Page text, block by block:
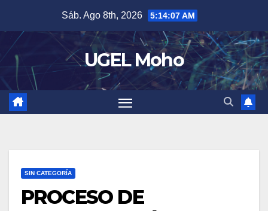
content
Sáb. Ago 8th, 2026 5:14:07 AM
UGEL Moho
SIN CATEGORÍA
PROCESO DE